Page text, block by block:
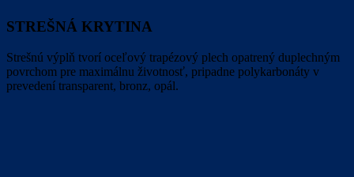
STREŠNÁ KRYTINA
Strešnú výplň tvorí oceľový trapézový plech opatrený duplechným
povrchom pre maximálnu životnosť, pripadne polykarbonáty v
prevedení transparent, bronz, opál.